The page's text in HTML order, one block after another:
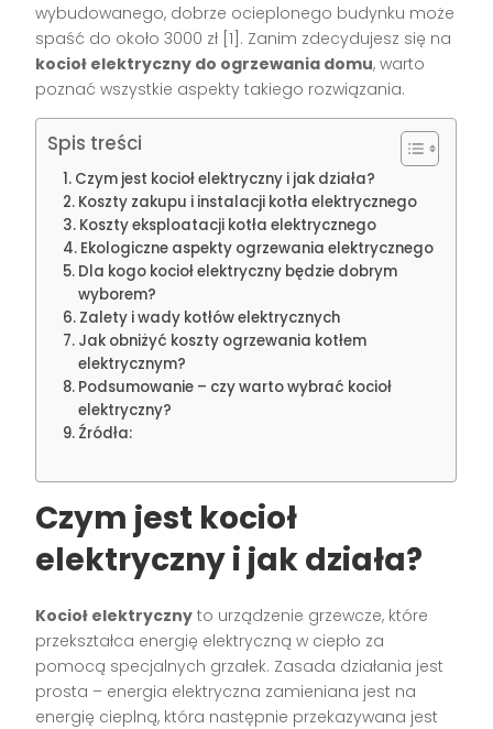
wybudowanego, dobrze ocieplonego budynku może
spaść do około 3000 zł [1]. Zanim zdecydujesz się na
kocioł elektryczny do ogrzewania domu, warto
poznać wszystkie aspekty takiego rozwiązania.
Spis treści
Czym jest kocioł elektryczny i jak działa?
Koszty zakupu i instalacji kotła elektrycznego
Koszty eksploatacji kotła elektrycznego
Ekologiczne aspekty ogrzewania elektrycznego
Dla kogo kocioł elektryczny będzie dobrym
wyborem?
Zalety i wady kotłów elektrycznych
Jak obniżyć koszty ogrzewania kotłem
elektrycznym?
Podsumowanie – czy warto wybrać kocioł
elektryczny?
Źródła:
Czym jest kocioł
elektryczny i jak działa?
Kocioł elektryczny to urządzenie grzewcze, które
przekształca energię elektryczną w ciepło za
pomocą specjalnych grzałek. Zasada działania jest
prosta – energia elektryczna zamieniana jest na
energię cieplną, która następnie przekazywana jest